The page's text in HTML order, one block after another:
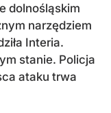
dolnośląskim
narzędziem
Interia.
stanie. Policja
ataku trwa